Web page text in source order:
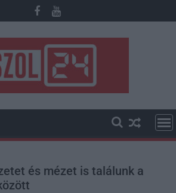
és mézet is találunk a